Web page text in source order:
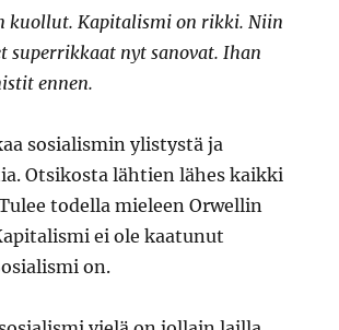
kuollut. Kapitalismi on rikki. Niin
super­rikkaat nyt sanovat. Ihan
ennen.
sosialismin ylistystä ja
Otsikosta lähtien lähes kaikki
todella mieleen Orwellin
ei ole kaatunut
on.